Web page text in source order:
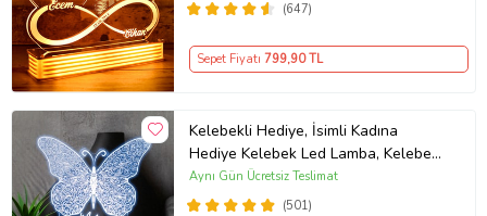
(647)
Sepet Fiyatı 799,90 TL
Kelebekli Hediye, İsimli Kadına
Hediye Kelebek Led Lamba, Kelebek
Tasarımlı Doğum Günü Hediyesi 3D
Gece Lambası(501)
Aynı Gün Ücretsiz Teslimat